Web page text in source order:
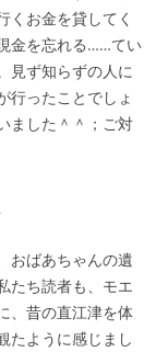
くお金を貸してく
金を忘れる……てい
見ず知らずの人に
行ったことでしょ
ました＾＾；ご対
おばあちゃんの遺
たち読者も、モエ
、昔の直江津を体
たように感じまし